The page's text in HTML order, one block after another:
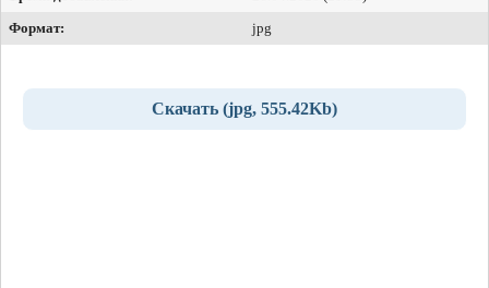
Формат:
jpg
Скачать (jpg, 555.42Kb)